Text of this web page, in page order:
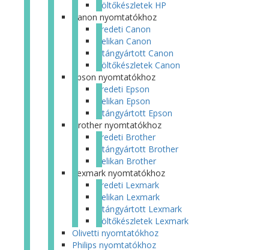
Töltőkészletek HP
Canon nyomtatókhoz
Eredeti Canon
Pelikan Canon
Utángyártott Canon
Töltőkészletek Canon
Epson nyomtatókhoz
Eredeti Epson
Pelikan Epson
Utángyártott Epson
Brother nyomtatókhoz
Eredeti Brother
Utángyártott Brother
Pelikan Brother
Lexmark nyomtatókhoz
Eredeti Lexmark
Pelikan Lexmark
Utángyártott Lexmark
Töltőkészletek Lexmark
Olivetti nyomtatókhoz
Philips nyomtatókhoz